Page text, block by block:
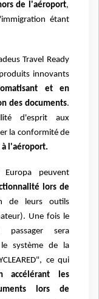
de l'aéroport,
étant
Travel Ready
innovants
et en
des documents.
d'esprit aux
la conformité de
à l'aéroport.
Europa peuvent
lors de
de leurs outils
Une fois le
sera
système de la
ce qui
accélérant les
lors de